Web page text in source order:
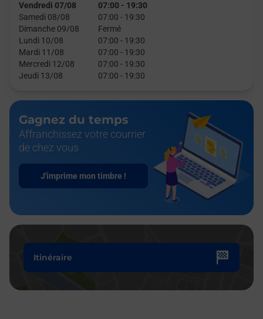
Vendredi 07/08 07:00 - 19:30
Samedi 08/08
07:00 - 19:30
Dimanche 09/08
Fermé
Lundi 10/08
07:00 - 19:30
Mardi 11/08
07:00 - 19:30
Mercredi 12/08
07:00 - 19:30
Jeudi 13/08
07:00 - 19:30
Gagnez du temps
Affranchissez votre courrier
de chez vous
J'imprime mon timbre !
Itinéraire